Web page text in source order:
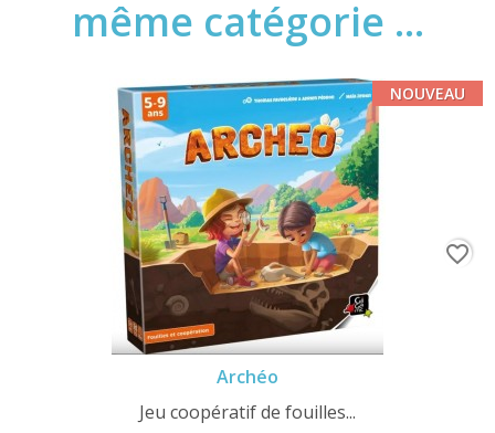
même catégorie ...
Archéo
Jeu coopératif de fouilles...
NOUVEAU
favorite_border